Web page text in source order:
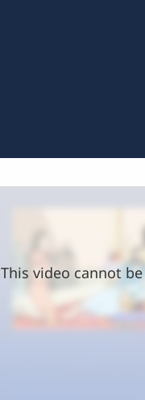
This video cannot